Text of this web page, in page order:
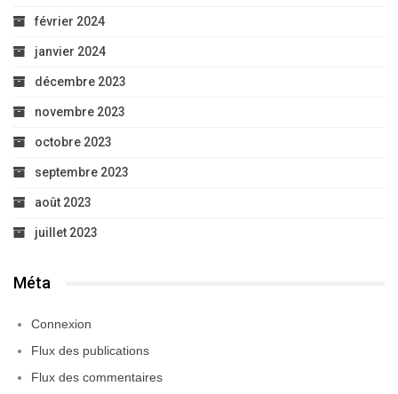
février 2024
janvier 2024
décembre 2023
novembre 2023
octobre 2023
septembre 2023
août 2023
juillet 2023
Méta
Connexion
Flux des publications
Flux des commentaires